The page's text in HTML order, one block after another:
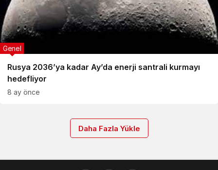
Rusya 2036’ya kadar Ay’da enerji santrali kurmayı
hedefliyor
Genel
8 ay önce
Daha Fazla Yükle